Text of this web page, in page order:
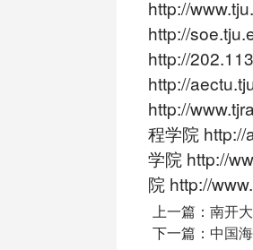
http://
http://
http://
http://
http://
程学院
学院 http://
院 http://
上一篇： 南开
下一篇： 中国